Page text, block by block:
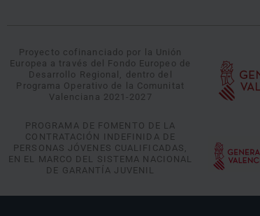
Proyecto cofinanciado por la Unión
Europea a través del Fondo Europeo de
Desarrollo Regional, dentro del
Programa Operativo de la Comunitat
Valenciana 2021-2027
PROGRAMA DE FOMENTO DE LA
CONTRATACIÓN INDEFINIDA DE
PERSONAS JÓVENES CUALIFICADAS,
EN EL MARCO DEL SISTEMA NACIONAL
DE GARANTÍA JUVENIL